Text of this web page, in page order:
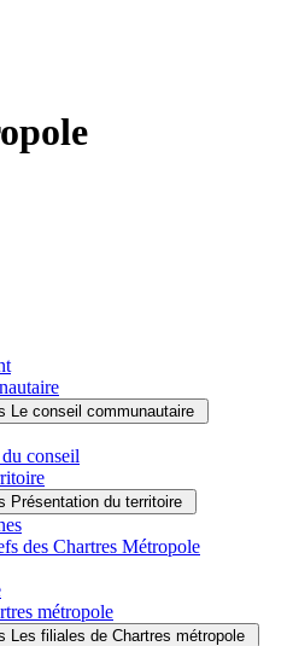
Le conseil communautaire
conseil
Présentation du territoire
des Chartres Métropole
métropole
Les filiales de Chartres métropole